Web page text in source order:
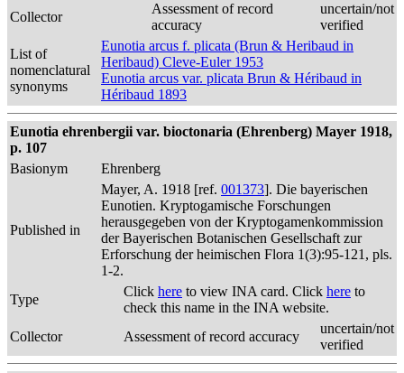
Collector
Assessment of record
accuracy
uncertain/not
verified
List of
nomenclatural
synonyms
Eunotia arcus f. plicata (Brun & Heribaud in
Heribaud) Cleve-Euler 1953
Eunotia arcus var. plicata Brun & Héribaud in
Héribaud 1893
Eunotia ehrenbergii var. bioctonaria (Ehrenberg) Mayer 1918,
p. 107
Basionym
Ehrenberg
Published in
Mayer, A. 1918 [ref. 001373]. Die bayerischen
Eunotien. Kryptogamische Forschungen
herausgegeben von der Kryptogamenkommission
der Bayerischen Botanischen Gesellschaft zur
Erforschung der heimischen Flora 1(3):95-121, pls.
1-2.
Type
Click here to view INA card. Click here to
check this name in the INA website.
Collector
Assessment of record accuracy
uncertain/not
verified